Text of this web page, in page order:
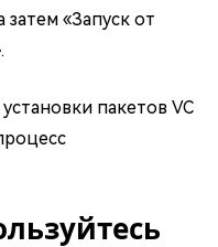
«Запуск от
пакетов VC